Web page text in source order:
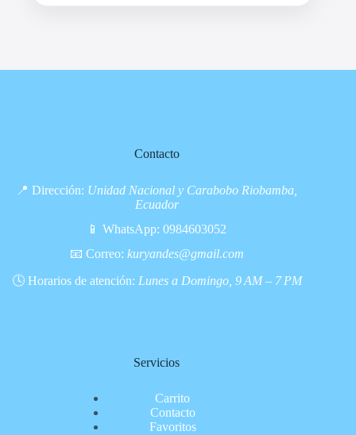
Contacto
📍 Dirección: Unidad Nacional y Carabobo Riobamba,
Ecuador
📱 WhatsApp:0984603052
📧 Correo: kuryandes@gmail.com
🕓 Horarios de atención: Lunes a Domingo, 9 AM – 7 PM
Servicios
Carrito
Contacto
Favoritos